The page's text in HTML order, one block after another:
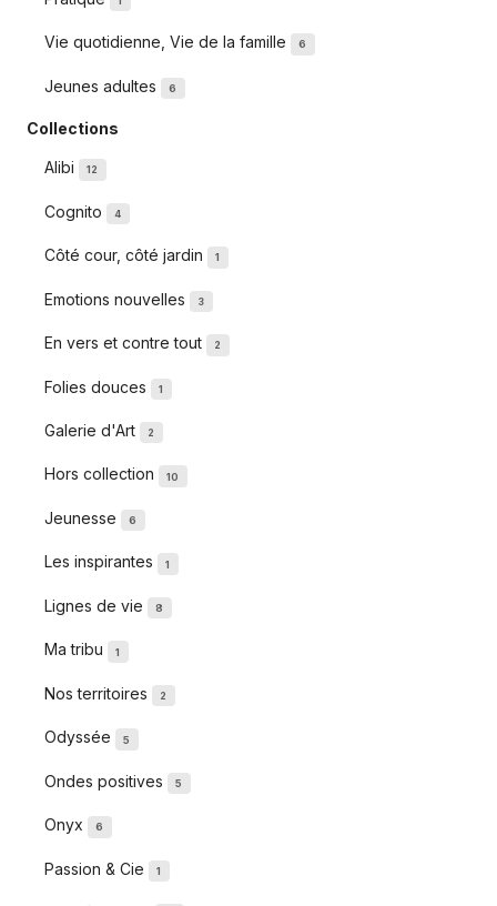
Vie quotidienne, Vie de la famille 6
Jeunes adultes 6
Collections
Alibi 12
Cognito 4
Côté cour, côté jardin 1
Emotions nouvelles 3
En vers et contre tout 2
Folies douces 1
Galerie d'Art 2
Hors collection 10
Jeunesse 6
Les inspirantes 1
Lignes de vie 8
Ma tribu 1
Nos territoires 2
Odyssée 5
Ondes positives 5
Onyx 6
Passion & Cie 1